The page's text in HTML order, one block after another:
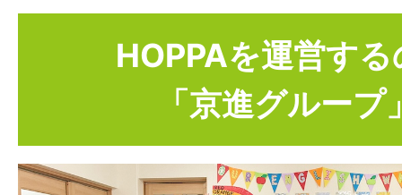
それぞれの個性や発達段階を
保育
成長ノート
HOPPAを運営す
「京進グループ